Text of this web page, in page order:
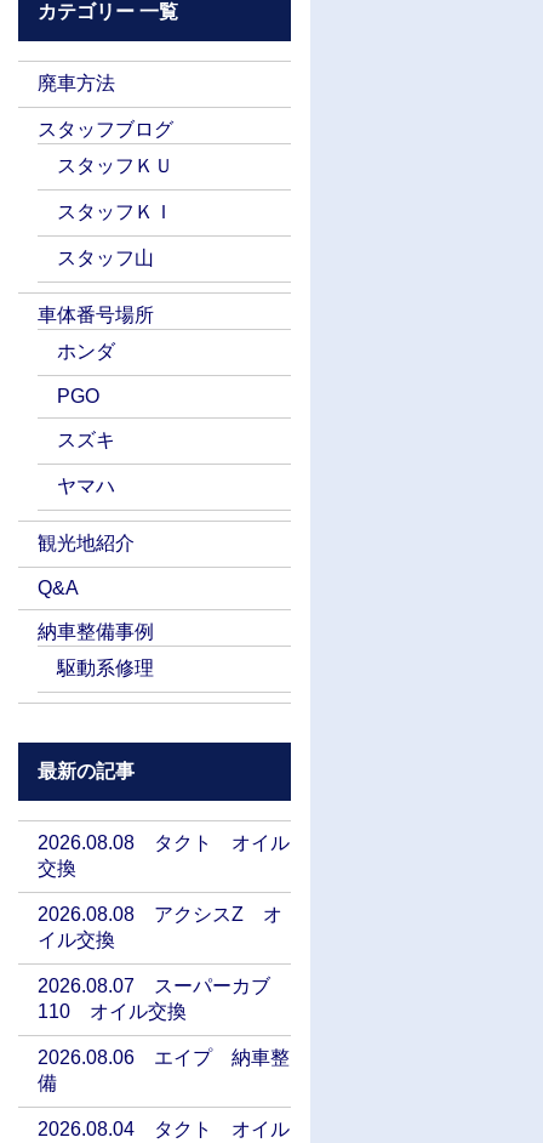
カテゴリー 一覧
廃車方法
スタッフブログ
スタッフＫＵ
スタッフＫＩ
スタッフ山
車体番号場所
ホンダ
PGO
スズキ
ヤマハ
観光地紹介
Q&A
納車整備事例
駆動系修理
最新の記事
2026.08.08 タクト オイル
交換
2026.08.08 アクシスZ オ
イル交換
2026.08.07 スーパーカブ
110 オイル交換
2026.08.06 エイプ 納車整
備
2026.08.04 タクト オイル